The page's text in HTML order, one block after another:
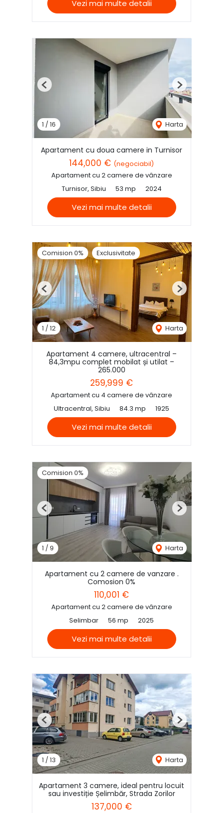
Vezi mai multe detalii
1 / 16 Harta
Previous Next
Apartament cu doua camere in Turnisor
144,000 € (negociabil)
Apartament cu 2 camere de vânzare
Turnisor, Sibiu
53 mp 2024
Vezi mai multe detalii
Comision 0% Exclusivitate
1 / 12 Harta
Previous Next
Apartament 4 camere, ultracentral –
84,3mpu complet mobilat și utilat –
265.000
259,999 €
Apartament cu 4 camere de vânzare
Ultracentral, Sibiu
84.3 mp 1925
Vezi mai multe detalii
Comision 0%
1 /9 Harta
Previous Next
Apartament cu 2 camere de vanzare .
Comosion 0%
110,001 €
Apartament cu 2 camere de vânzare
Selimbar
56 mp 2025
Vezi mai multe detalii
1 /13 Harta
Previous Next
Apartament 3 camere, ideal pentru locuit
sau investiție Șelimbăr, Strada Zorilor
137,000 €